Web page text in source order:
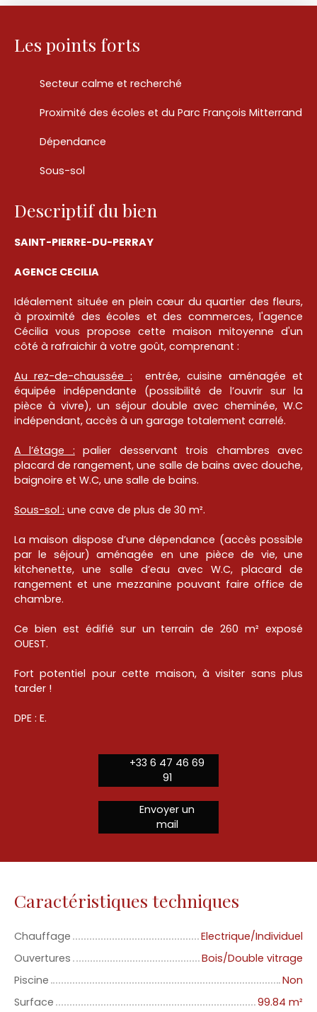
Les points forts
Secteur calme et recherché
Proximité des écoles et du Parc François Mitterrand
Dépendance
Sous-sol
Descriptif du bien
SAINT-PIERRE-DU-PERRAY
AGENCE CECILIA
Idéalement située en plein cœur du quartier des fleurs,
à proximité des écoles et des commerces, l'agence
Cécilia vous propose cette maison mitoyenne d'un
côté à rafraichir à votre goût, comprenant :
Au rez-de-chaussée : entrée, cuisine aménagée et
équipée indépendante (possibilité de l’ouvrir sur la
pièce à vivre), un séjour double avec cheminée, W.C
indépendant, accès à un garage totalement carrelé.
A l’étage : palier desservant trois chambres avec
placard de rangement, une salle de bains avec douche,
baignoire et W.C, une salle de bains.
Sous-sol : une cave de plus de 30 m².
La maison dispose d’une dépendance (accès possible
par le séjour) aménagée en une pièce de vie, une
kitchenette, une salle d’eau avec W.C, placard de
rangement et une mezzanine pouvant faire office de
chambre.
Ce bien est édifié sur un terrain de 260 m² exposé
OUEST.
Fort potentiel pour cette maison, à visiter sans plus
tarder !
DPE : E.
+33 6 47 46 69
91
Envoyer un
mail
Caractéristiques techniques
Chauffage
Electrique/Individuel
Ouvertures
Bois/Double vitrage
Piscine
Non
Surface
99.84 m²